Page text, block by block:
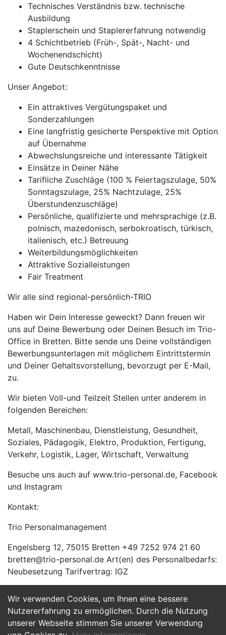
Wir verwenden Cookies, um Ihnen eine bessere
Nutzererfahrung zu ermöglichen. Durch die Nutzung
unserer Webseite stimmen Sie unserer Verwendung
Technisches Verständnis bzw. technische
Ausbildung
Staplerschein und Staplererfahrung notwendig
4 Schichtbetrieb (Früh-, Spät-, Nacht- und
Wochenendschicht)
Gute Deutschkenntnisse
Unser Angebot:
Ein attraktives Vergütungspaket und
Sonderzahlungen
Eine langfristig gesicherte Perspektive mit Option
auf Übernahme
Abwechslungsreiche und interessante Tätigkeit
Einsätze in Deiner Nähe
Tarifliche Zuschläge (100 % Feiertagszulage, 50%
Sonntagszulage, 25% Nachtzulage, 25%
Überstundenzuschläge)
Persönliche, qualifizierte und mehrsprachige (z.B.
polnisch, mazedonisch, serbokroatisch, türkisch,
italienisch, etc.) Betreuung
Weiterbildungsmöglichkeiten
Attraktive Sozialleistungen
Fair Treatment
Wir alle sind regional-persönlich-TRIO
Haben wir Dein Interesse geweckt? Dann freuen wir
uns auf Deine Bewerbung oder Deinen Besuch im Trio-
Office in Bretten. Bitte sende uns Deine vollständigen
Bewerbungsunterlagen mit möglichem Eintrittstermin
und Deiner Gehaltsvorstellung, bevorzugt per E-Mail,
zu.
Wir bieten Voll-und Teilzeit Stellen unter anderem in
folgenden Bereichen:
Metall, Maschinenbau, Dienstleistung, Gesundheit,
Soziales, Pädagogik, Elektro, Produktion, Fertigung,
Verkehr, Logistik, Lager, Wirtschaft, Verwaltung
Besuche uns auch auf www.trio-personal.de, Facebook
und Instagram
Kontakt:
Trio Personalmanagement
Engelsberg 12, 75015 Bretten +49 7252 974 21 60
bretten@trio-personal.de Art(en) des Personalbedarfs:
Neubesetzung Tarifvertrag: IGZ
Jetzt Bewerben